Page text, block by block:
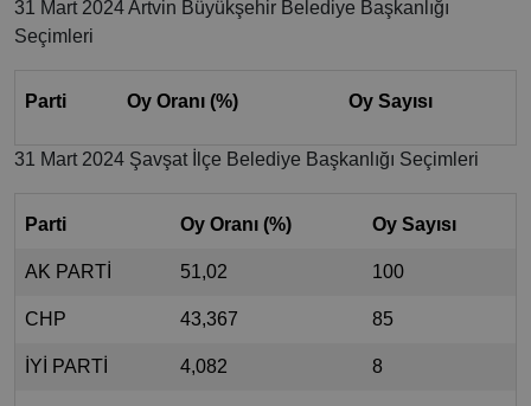
31 Mart 2024 Artvin Büyükşehir Belediye Başkanlığı
Seçimleri
Parti Oy Oranı (%) Oy Sayısı
31 Mart 2024 Şavşat İlçe Belediye Başkanlığı Seçimleri
Parti Oy Oranı (%) Oy Sayısı
AK PARTİ 51,02 100
CHP 43,367 85
İYİ PARTİ 4,082 8